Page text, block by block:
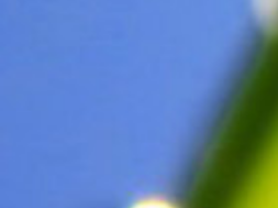
好時機，所以田區所需要的水
量會增加，如果在這時候發生
乾旱缺水的情形，就會迫使農
夫們休耕。相反的，如果因颱
風來襲帶來過多的雨水，就會
毀掉農夫們辛苦栽種的作物。
所以民間有「大暑大落大死，
無落無死」這句諺語，表示大
暑時節的雨水量對稻作的生長